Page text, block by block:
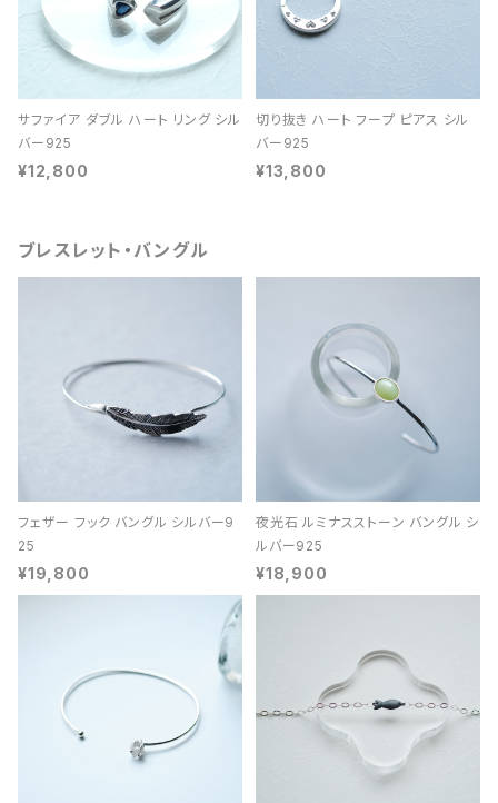
サファイア ダブル ハート リング シル
バー925
¥12,800
切り抜き ハート フープ ピアス シル
バー925
¥13,800
ブレスレット・バングル
フェザー フック バングル シルバー9
25
¥19,800
夜光石 ルミナスストーン バングル シ
ルバー925
¥18,900